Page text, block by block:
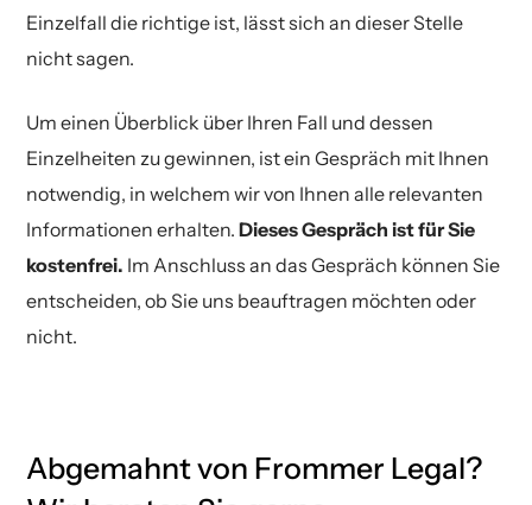
Einzelfall die richtige ist, lässt sich an dieser Stelle
nicht sagen.
Um einen Überblick über Ihren Fall und dessen
Einzelheiten zu gewinnen, ist ein Gespräch mit Ihnen
notwendig, in welchem wir von Ihnen alle relevanten
Informationen erhalten.Dieses Gespräch ist für Sie
kostenfrei. Im Anschluss an das Gespräch können Sie
entscheiden, ob Sie uns beauftragen möchten oder
nicht.
Abgemahnt von Frommer Legal?